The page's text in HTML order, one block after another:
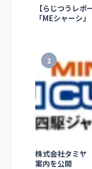
【らじつうレ
「MEシャーシ
2
株式会社タミヤ
案内を公開